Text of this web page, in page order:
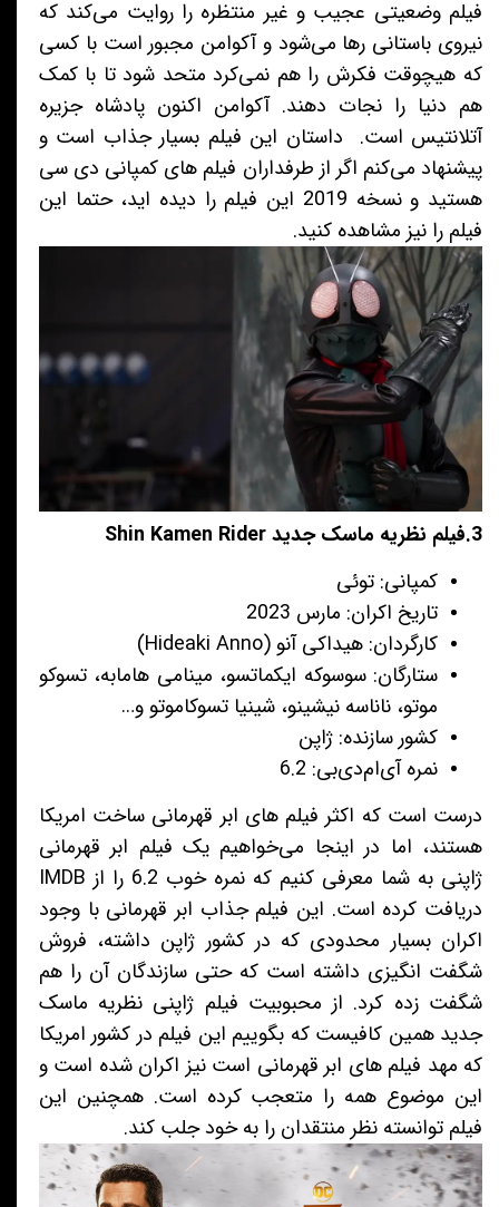
فیلم وضعیتی عجیب و غیر منتظره را روایت می‌کند که
نیروی باستانی رها می‌شود و آکوامن مجبور است با کسی
که هیچوقت فکرش را هم نمی‌کرد متحد شود تا با کمک
هم دنیا را نجات دهند. آکوامن اکنون پادشاه جزیره
آتلانتیس است. داستان این فیلم بسیار جذاب است و
پیشنهاد می‌کنم اگر از طرفداران فیلم های کمپانی دی سی
هستید و نسخه 2019 این فیلم را دیده اید، حتما این
فیلم را نیز مشاهده کنید.
3.فیلم نظریه ماسک جدید Shin Kamen Rider
کمپانی: توئی
تاریخ اکران: مارس 2023
کارگردان: هیداکی آنو (Hideaki Anno)
ستارگان: سوسوکه ایکماتسو، مینامی هامابه، تسوکو
موتو، ناناسه نیشینو، شینیا تسوکاموتو و…
کشور سازنده: ژاپن
نمره آی‌ام‌دی‌بی: 6.2
درست است که اکثر فیلم های ابر قهرمانی ساخت امریکا
هستند، اما در اینجا می‌خواهیم یک فیلم ابر قهرمانی
ژاپنی به شما معرفی کنیم که نمره خوب 6.2 را از IMDB
دریافت کرده است. این فیلم جذاب ابر قهرمانی با وجود
اکران بسیار محدودی که در کشور ژاپن داشته، فروش
شگفت انگیزی داشته است که حتی سازندگان آن را هم
شگفت زده کرد. از محبوبیت فیلم ژاپنی نظریه ماسک
جدید همین کافیست که بگوییم این فیلم در کشور امریکا
که مهد فیلم های ابر قهرمانی است نیز اکران شده است و
این موضوع همه را متعجب کرده است. همچنین این
فیلم توانسته نظر منتقدان را به خود جلب کند.